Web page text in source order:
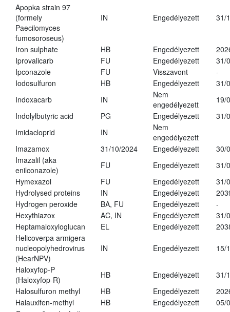
Apopka strain 97
(formely
Paecilomyces
fumosoroseus)
IN Engedélyezett 31/
Iron sulphate HB Engedélyezett
Iprovalicarb
FU Engedélyezett
31/
Ipconazole
FU Visszavont
-
Iodosulfuron
HB Engedélyezett
31/
Indoxacarb
IN
Nem
engedélyezett
19/
Indolylbutyric acid
PG Engedélyezett
31/
Imidacloprid
IN
Nem
engedélyezett
Imazamox
31/10/2024 Engedélyezett
30/
Imazalil (aka
enilconazole)
FU Engedélyezett
31/
Hymexazol
FU Engedélyezett
31/
Hydrolysed proteins
IN Engedélyezett
Hydrogen peroxide
BA, FU Engedélyezett
-
Hexythiazox
AC, IN Engedélyezett
31/
Heptamaloxyloglucan
EL Engedélyezett
Helicoverpa armigera
nucleopolyhedrovirus
(HearNPV)
IN Engedélyezett 15/
Haloxyfop-P
(Haloxyfop-R)
HB Engedélyezett
31/
Halosulfuron methyl
HB Engedélyezett
Halauxifen-methyl
HB Engedélyezett
05/